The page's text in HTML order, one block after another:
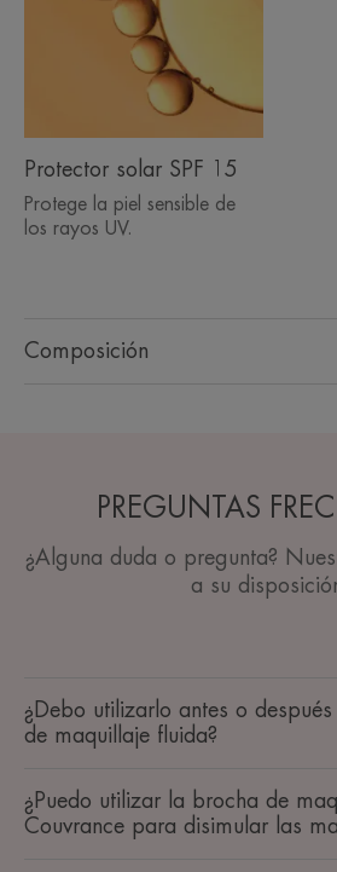
Composición
Protector solar SPF 15
Protege la piel sensible de
los rayos UV.
PREGUNTAS
¿Alguna duda o pregunta?
a su
¿Debo utilizarlo antes o
de maquillaje fluida?
¿Puedo utilizar la brocha de
Couvrance para disimular las